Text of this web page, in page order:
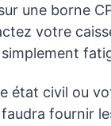
une borne
votre
état civil ou
faudra fournir